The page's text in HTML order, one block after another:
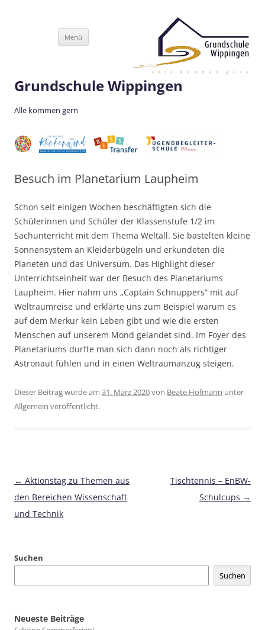
Grundschule Wippingen
Alle kommen gern
Menü
Besuch im Planetarium Laupheim
Schon seit einigen Wochen beschäftigten sich die
Schülerinnen und Schüler der Klassenstufe 1/2 im
Sachunterricht mit dem Thema Weltall. Sie bastelten kleine
Sonnensystem an Kleiderbügeln und erkundeten die
Planeten und das Universum. Das Highlight dieser
Unterrichtseinheit war der Besuch des Planetariums
Laupheim. Hier nahm uns „Captain Schnuppers“ mit auf
Weltraumreise und erklärte uns zum Beispiel warum es
auf dem Merkur kein Leben gibt und wie die ersten
Menschen auf unserem Mond gelandet sind. Im Foyer des
Planetariums durfte man sich dann noch als richtiger
Astronaut fühlen und in einen Weltraumanzug steigen.
Dieser Beitrag wurde am 31. März 2020von Beate Hofmann unter
Allgemein veröffentlicht.
Beitragsnavigation
← Aktionstag zu Themen aus
den Bereichen Wissenschaft
und Technik
Tischtennis – EnBW-
Schulcups →
Suchen
Suchen
Neueste Beiträge